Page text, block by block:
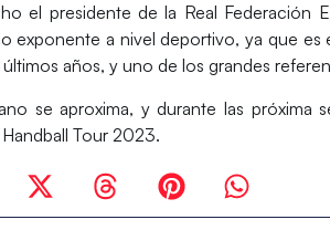
el presidente de la Real Federación
exponente a nivel deportivo, ya que
años, y uno de los grandes
se aproxima, y durante las próxima
Tour 2023.